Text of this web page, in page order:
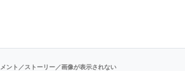
ント／ストーリー／画像が表示されない